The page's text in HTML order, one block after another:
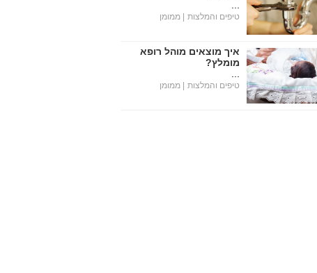
טיפים והמלצות | ממומן
איך מוצאים מוהל רופא
מומלץ?
טיפים והמלצות | ממומן